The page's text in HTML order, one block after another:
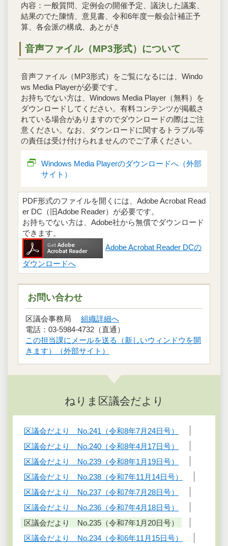
内容：一般質問、定例会の開催予定、議決した議案、
結果のでた陳情、意見書、令和6年度一般会計補正予
算、各会派の構成、あとがき
音声ファイル（MP3形式）について
音声ファイル（MP3形式）をご覧になるには、Windo
ws Media Playerが必要です。
お持ちでない方は、Windows Media Player（無料）を
ダウンロードしてください。有料コンテンツが掲載さ
れている場合がありますのでダウンロードの際はご注
意ください。なお、ダウンロードに関するトラブル等
の責任は受け付けられませんのでご了承ください。
Windows Media Playerのダウンロードへ（外部
サイト）
PDF形式のファイルを開くには、Adobe Acrobat Read
er DC（旧Adobe Reader）が必要です。
お持ちでない方は、Adobe社から無償でダウンロード
できます。
Adobe Acrobat Reader DCの
ダウンロードへ
お問い合わせ
区議会事務局 組織詳細へ
電話：03-5984-4732（直通）
この担当課にメールを送る（新しいウィンドウを開
きます）（外部サイト）
ねりま区議会だより
区議会だより No.241（令和8年7月24日号）
区議会だより No.240（令和8年4月17日号）
区議会だより No.239（令和8年1月19日号）
区議会だより No.238（令和7年11月14日号）
区議会だより No.237（令和7年7月28日号）
区議会だより No.236（令和7年4月18日号）
区議会だより No.235（令和7年1月20日号）
区議会だより No.234（令和6年11月15日号）